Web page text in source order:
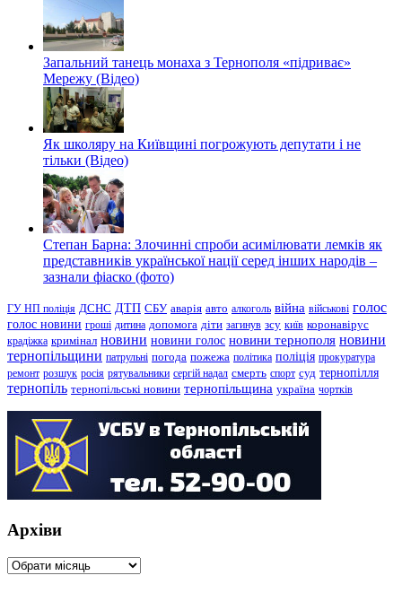
Запальний танець монаха з Тернополя «підриває»
Мережу (Відео)
Як школяру на Київщині погрожують депутати і не
тільки (Відео)
Степан Барна: Злочинні спроби асимілювати лемків як
представників української нації серед інших народів –
зазнали фіаско (фото)
ГУ НП поліція ДСНС ДТП СБУ аварія авто алкоголь війна військові голос
голос новини гроші дитина допомога діти загинув зсу київ коронавірус
крадіжка кримінал новини новини голос новини тернополя новини
тернопільщини патрульні погода пожежа політика поліція прокуратура
ремонт розшук росія рятувальники сергій надал смерть спорт суд тернопілля
тернопіль тернопільські новини тернопільщина україна чортків
Архіви
Архіви